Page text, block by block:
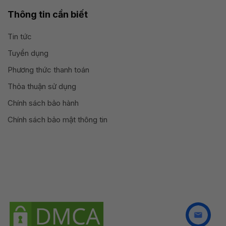
Thông tin cần biết
Tin tức
Tuyển dụng
Phương thức thanh toán
Thỏa thuận sử dụng
Chính sách bảo hành
Chính sách bảo mật thông tin